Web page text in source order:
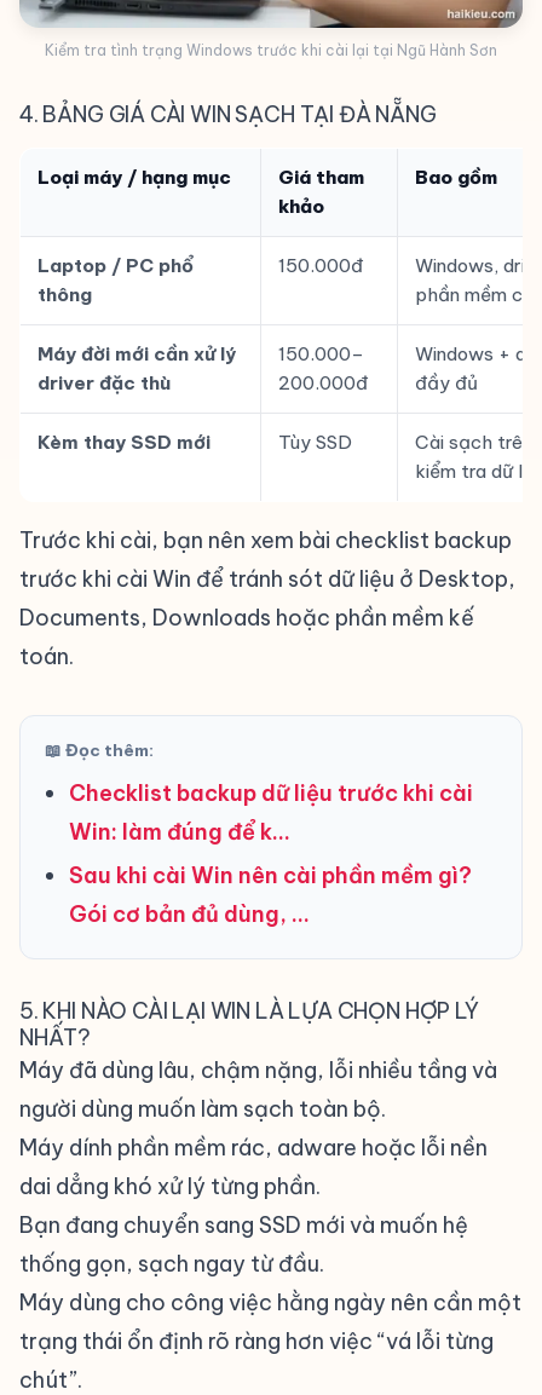
Kiểm tra tình trạng Windows trước khi cài lại tại Ngũ Hành Sơn
4. BẢNG GIÁ CÀI WIN SẠCH TẠI ĐÀ NẴNG
Loại máy / hạng mục
Giá tham
khảo
Bao gồm
Laptop / PC phổ
thông
150.000đ
Windows,
phần mềm cơ
Máy đời mới cần xử lý
driver đặc thù
150.000–
200.000đ
Windows +
đầy đủ
Kèm thay SSD mới Tùy SSD
Cài sạch trên
kiểm tra dữ
Trước khi cài, bạn nên xem bài checklist backup
trước khi cài Win để tránh sót dữ liệu ở Desktop,
Documents, Downloads hoặc phần mềm kế
toán.
📖 Đọc thêm:
Checklist backup dữ liệu trước khi cài
Win: làm đúng để k…
Sau khi cài Win nên cài phần mềm gì?
Gói cơ bản đủ dùng, …
5. KHI NÀO CÀI LẠI WIN LÀ LỰA CHỌN HỢP LÝ
NHẤT?
Máy đã dùng lâu, chậm nặng, lỗi nhiều tầng và
người dùng muốn làm sạch toàn bộ.
Máy dính phần mềm rác, adware hoặc lỗi nền
dai dẳng khó xử lý từng phần.
Bạn đang chuyển sang SSD mới và muốn hệ
thống gọn, sạch ngay từ đầu.
Máy dùng cho công việc hằng ngày nên cần một
trạng thái ổn định rõ ràng hơn việc “vá lỗi từng
chút”.